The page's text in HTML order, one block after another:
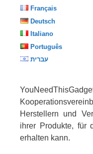
Français
Deutsch
Italiano
Português
עברית
Herstellern und
ihrer Produkte, für
erhalten kann.